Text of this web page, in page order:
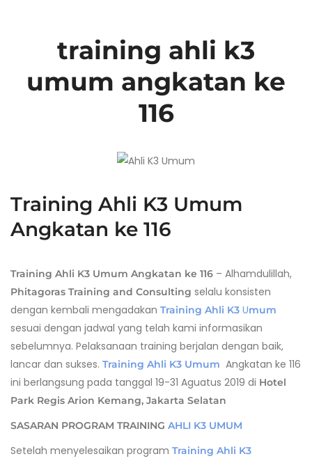
training ahli k3
umum angkatan ke
116
Training Ahli K3 Umum
Angkatan ke 116
Training Ahli K3 Umum Angkatan ke 116 – Alhamdulillah,
Phitagoras Training and Consulting selalu konsisten
dengan kembali mengadakan Training Ahli K3 Umum
sesuai dengan jadwal yang telah kami informasikan
sebelumnya. Pelaksanaan training berjalan dengan baik,
lancar dan sukses. Training Ahli K3 Umum Angkatan ke 116
ini berlangsung pada tanggal 19-31 Aguatus 2019 di Hotel
Park Regis Arion Kemang, Jakarta Selatan
SASARAN PROGRAM TRAINING AHLI K3 UMUM
Setelah menyelesaikan program Training Ahli K3